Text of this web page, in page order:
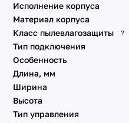
Исполнение корпуса
Материал корпуса
Класс пылевлагозащиты
?
Тип подключения
Особенность
Длина, мм
Ширина
Высота
Тип управления